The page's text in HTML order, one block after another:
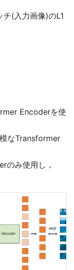
(入力画像)のL1
Encoderを使
なTransformer
のみ使用し，